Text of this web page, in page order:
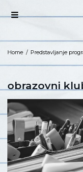
Home / Predstavljanje
obrazovni